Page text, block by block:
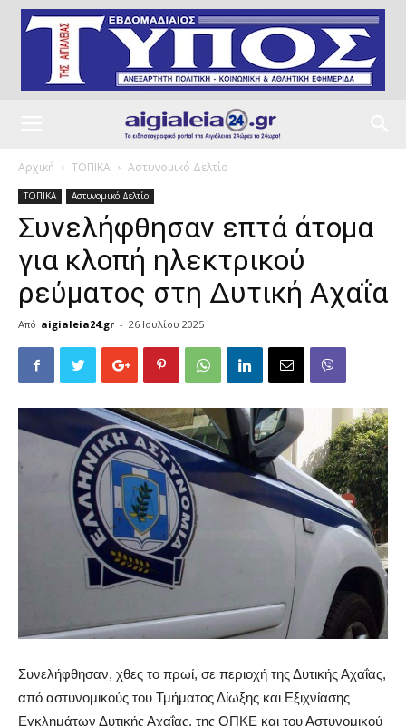
Αρχική ΤΟΠΙΚΑ Αστυνομικό Δελτίο
ΤΟΠΙΚΑ Αστυνομικό Δελτίο
Συνελήφθησαν επτά άτομα
για κλοπή ηλεκτρικού
ρεύματος στη Δυτική Αχαΐα
Από aigialeia24.gr - 26 Ιουλίου 2025
Συνελήφθησαν, χθες το πρωί, σε περιοχή της Δυτικής Αχαΐας,
από αστυνομικούς του Τμήματος Δίωξης και Εξιχνίασης
Εγκλημάτων Δυτικής Αχαΐας, της ΟΠΚΕ και του Αστυνομικού